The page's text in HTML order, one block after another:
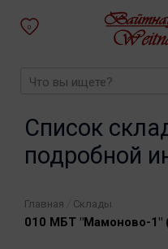
0
Список
подробной
Главная Склады
010 МБТ "Мамоново-1"